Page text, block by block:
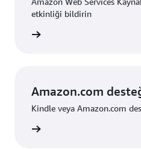
etkinliği bildirin
Amazon.com
Kindle veya Amazon.com